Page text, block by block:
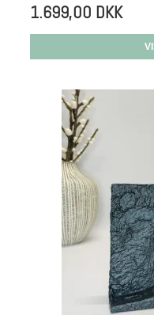
1.699,00 DKK